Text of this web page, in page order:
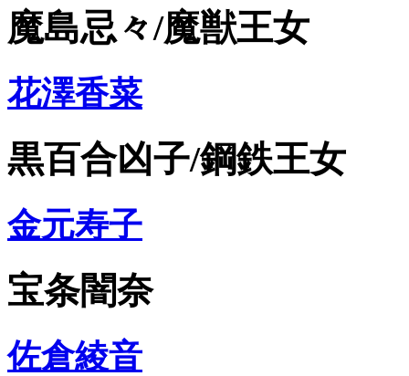
魔島忌々/魔獣王女
花澤香菜
黒百合凶子/鋼鉄王女
金元寿子
宝条闇奈
佐倉綾音